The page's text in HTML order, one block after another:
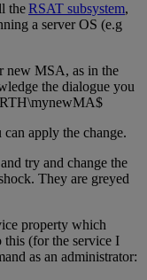
theRSAT subsystem,
a server OS (e.g
new MSA, as in the
the dialogue you
apply the change.
try and change the
They are greyed
property which
this (for the service I
as an administrator: